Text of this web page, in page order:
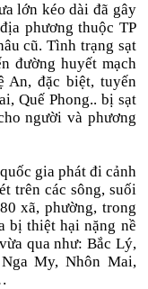
lớn kéo dài đã gây
phương thuộc TP
cũ. Tình trạng sạt
đường huyết mạch
An, đặc biệt, tuyến
Quế Phong.. bị sạt
người và phương
gia phát đi cảnh
trên các sông, suối
xã, phường, trong
bị thiệt hại nặng nề
qua như: Bắc Lý,
My, Nhôn Mai,